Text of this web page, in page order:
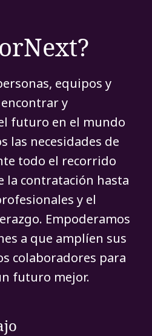
equipos y
y
futuro en el mundo
las necesidades de
todo el recorrido
la contratación hasta
y el
Empoderamos
a que amplíen sus
colaboradores para
futuro mejor.